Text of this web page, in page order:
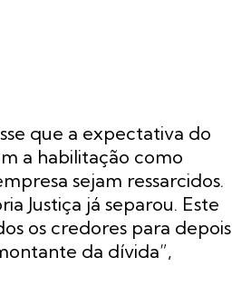
que a expectativa do
a habilitação como
sejam ressarcidos.
Justiça já separou. Este
os credores para depois
da dívida”,